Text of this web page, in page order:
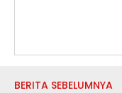
BERITA SEBELUMNYA